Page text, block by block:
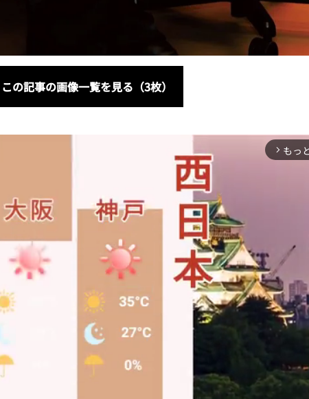
この記事の画像一覧を見る（3枚）
arrow_forward_ios もっ